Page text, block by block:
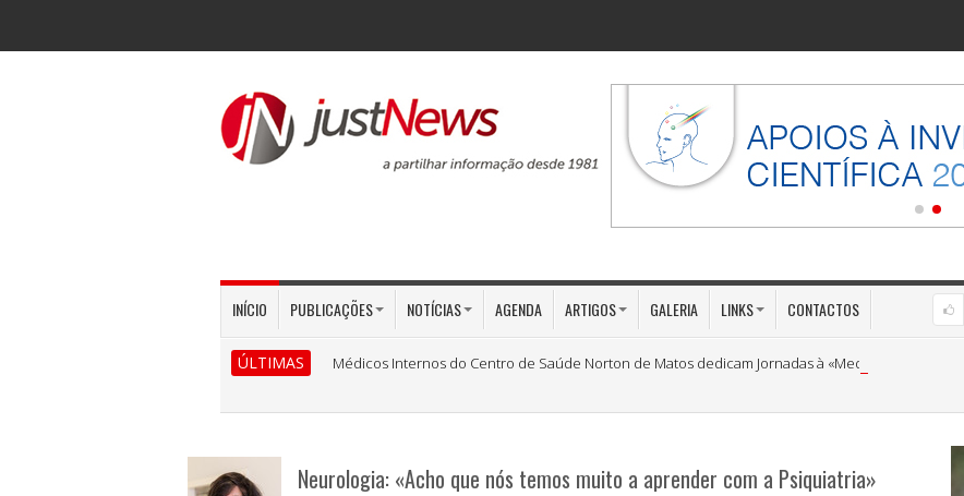
INÍCIO PUBLICAÇÕES NOTÍCIAS AGENDA ARTIGOS GALERIA LINKS CONTACTOS
ÚLTIMAS Médicos Internos do Centro de Saúde Norton de Matos dedicam Jornadas à «Medicina Preventiva»
Neurologia: «Acho que nós temos muito a aprender com a Psiquiatria»